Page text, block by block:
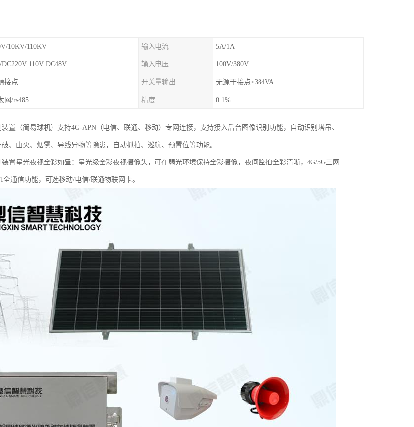
10KV/110KV 输入电流 5A/1A
DC220V 110V DC48V 输入电压 100V/380V
接点 开关量输出 无源干接点≤384VA
网/rs485 精度 0.1%
置（简易球机）支持4G-APN（电信、联通、移动）专网连接，支持接入后台图像识别功能，自动识别塔吊、
、山火、烟雾、导线异物等隐患，自动抓拍、巡航、预置位等功能。
置星光夜视全彩如昼：星光级全彩夜视摄像头，可在弱光环境保持全彩摄像，夜间监拍全彩清晰，4G/5G三网
全通信功能，可选移动/电信/联通物联网卡。